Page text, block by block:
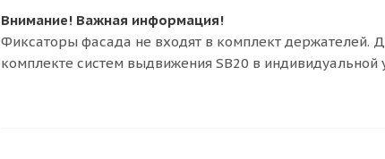
Внимание! Важная информация!
Фиксаторы фасада не входят в комплект держателей.
комплекте систем выдвижения SB20 в индивидуальной